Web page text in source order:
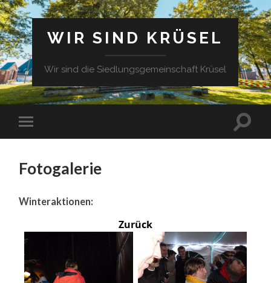
WIR SIND KRÜSEL
Wir sind die Siedlungsgemeinschaft Krüsel
Fotogalerie
Winteraktionen:
Zurück